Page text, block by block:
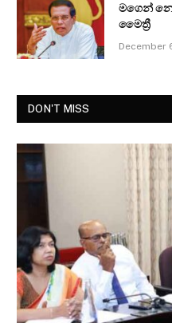
මගෙන්
මෛත්‍රී
December
DON'T MISS